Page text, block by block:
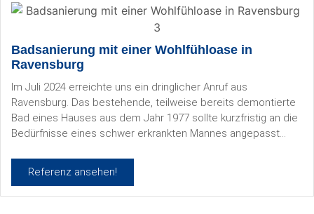
Badsanierung mit einer Wohlfühloase in
Ravensburg
Im Juli 2024 erreichte uns ein dringlicher Anruf aus
Ravensburg. Das bestehende, teilweise bereits demontierte
Bad eines Hauses aus dem Jahr 1977 sollte kurzfristig an die
Bedürfnisse eines schwer erkrankten Mannes angepasst
Referenz ansehen!